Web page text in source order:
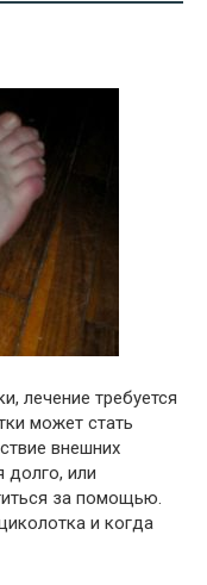
лечение требуется
может стать
внешних
долго, или
за помощью.
и когда